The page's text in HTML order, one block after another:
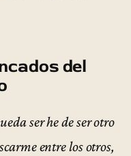
del
ser he de ser otro
entre los otros,